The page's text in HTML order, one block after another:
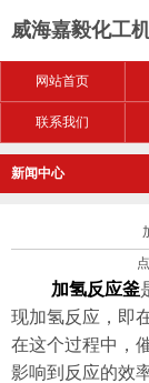
威海嘉毅化工
网站首页
联系我们
新闻中心
加氢反应釜
现加氢反应，即
在这个过程中，
影响到反应的效